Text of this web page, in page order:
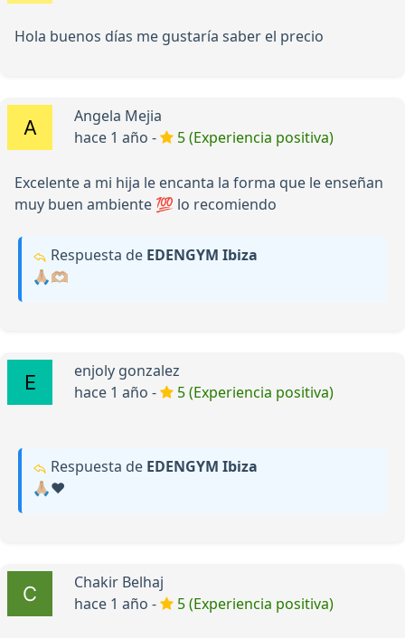
Hola buenos días me gustaría saber el precio
Angela Mejia
hace 1 año -
5 (Experiencia positiva)
Excelente a mi hija le encanta la forma que le enseñan
muy buen ambiente 💯 lo recomiendo
Respuesta de EDENGYM Ibiza
🙏🏼🫶🏼
enjoly gonzalez
hace 1 año -
5 (Experiencia positiva)
Respuesta de EDENGYM Ibiza
🙏🏼❤️
Chakir Belhaj
hace 1 año -
5 (Experiencia positiva)